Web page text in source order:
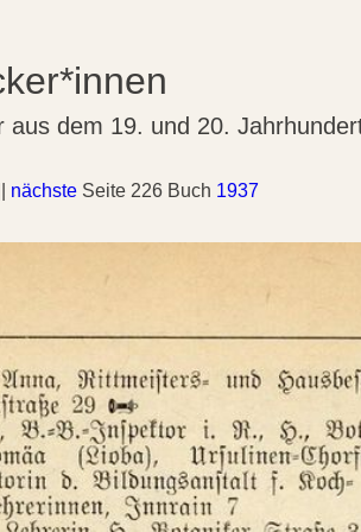
aus dem 19. und 20.
nächste Seite 226 Buch 1937